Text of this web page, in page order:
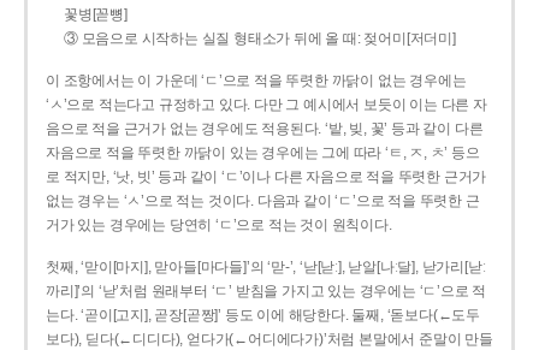
꽃병[꼳뼝]
③ 모음으로 시작하는 실질 형태소가 뒤에 올 때: 젖어미[저더미]
이 조항에서는 이 가운데 ‘ㄷ’으로 적을 뚜렷한 까닭이 없는 경우에는
‘ㅅ’으로 적는다고 규정하고 있다. 다만 그 예시에서 보듯이 이는 다른 자
음으로 적을 근거가 없는 경우에도 적용된다. ‘밭, 빚, 꽃’ 등과 같이 다른
자음으로 적을 뚜렷한 까닭이 있는 경우에는 그에 따라 ‘ㅌ, ㅈ, ㅊ’ 등으
로 적지만, ‘낫, 빗’ 등과 같이 ‘ㄷ’이나 다른 자음으로 적을 뚜렷한 근거가
없는 경우는 ‘ㅅ’으로 적는 것이다. 다음과 같이 ‘ㄷ’으로 적을 뚜렷한 근
거가 있는 경우에는 당연히 ‘ㄷ’으로 적는 것이 원칙이다.
첫째, ‘맏이[마지], 맏아들[마다들]’의 ‘맏-’, ‘낟[낟ː], 낟알[나ː달], 낟가리[낟ː
까리]’의 ‘낟’처럼 원래부터 ‘ㄷ’ 받침을 가지고 있는 경우에는 ‘ㄷ’으로 적
는다. ‘곧이[고지], 곧장[곧짱]’ 등도 이에 해당한다. 둘째, ‘돋보다(←도두
보다), 딛다(←디디다), 얻다가(←어디에다가)’처럼 본말에서 준말이 만들